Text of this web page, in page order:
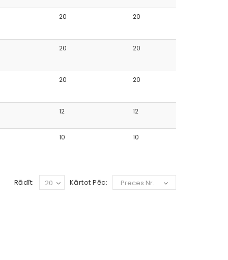
20 20
20 20
20 20
12 12
10 10
Kārtot Pēc: Preces Nr.
Rādīt: 20